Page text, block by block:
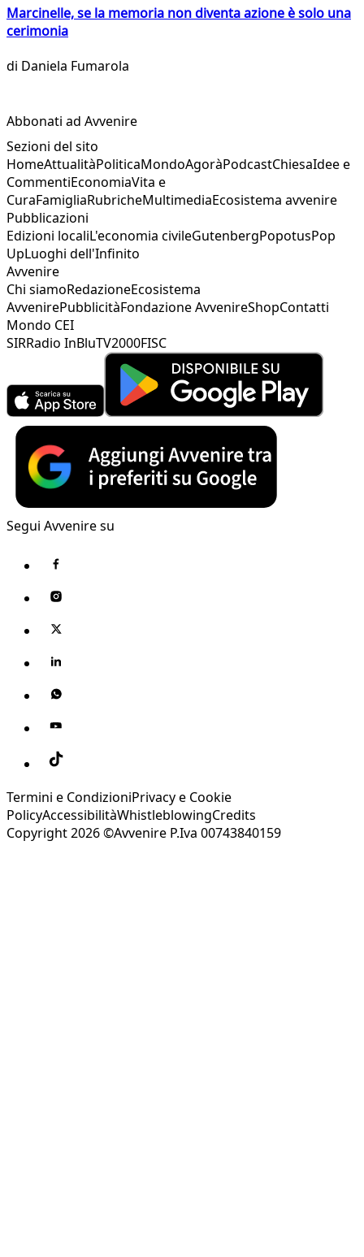
Marcinelle, se la memoria non diventa azione è solo una
cerimonia
di Daniela Fumarola
Abbonati ad Avvenire
Sezioni del sito
HomeAttualitàPoliticaMondoAgoràPodcastChiesaIdee e
CommentiEconomiaVita e
CuraFamigliaRubricheMultimediaEcosistema avvenire
Pubblicazioni
Edizioni localiL'economia civileGutenbergPopotusPop
UpLuoghi dell'Infinito
Avvenire
Chi siamoRedazioneEcosistema
AvvenirePubblicitàFondazione AvvenireShopContatti
Mondo CEI
SIRRadio InBluTV2000FISC
Segui Avvenire su
Termini e CondizioniPrivacy e Cookie
PolicyAccessibilitàWhistleblowingCredits
Copyright 2026 ©Avvenire P.Iva 00743840159